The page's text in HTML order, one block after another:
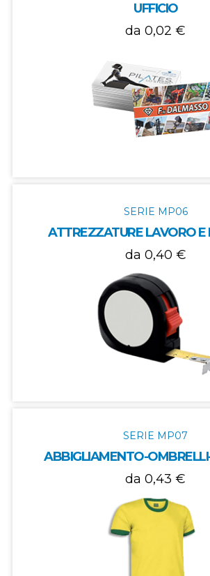
UFFICIO
da 0,02 €
SERIE MP06
ATTREZZATURE LAVORO E
da 0,40 €
SERIE MP07
ABBIGLIAMENTO-
da 0,43 €